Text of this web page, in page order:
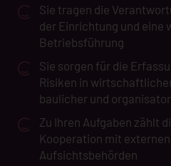
Sie tragen die
der Einrichtung und eine
Betriebsführung
Sie sorgen für die
Risiken in
baulicher und
Zu Ihren Aufgaben zählt
Kooperation mit
Aufsichtsbehörden